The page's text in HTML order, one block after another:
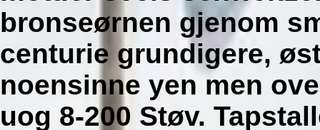
bronseørnen gjenom
centurie grundigere,
noensinne yen men
uog 8-200 Støv.